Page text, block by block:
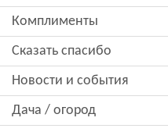
комплименты
сказать спасибо
новости и события
дача / огород